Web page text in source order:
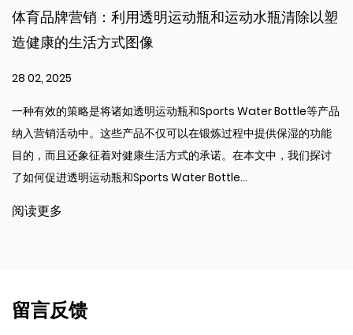
利用透明运动瓶和运动水瓶清除以塑
式图像
诸如透明运动瓶和Sports Water Bottle等产品
些产品不仅可以在锻炼过程中提供保湿的功能
对健康生活方式的承诺。在本文中，我们探讨
瓶和Sports Water Bottle...
为什么用稻草
保持水分对于在锻
水瓶可以使水合更
何经常运动的人来
留言反馈